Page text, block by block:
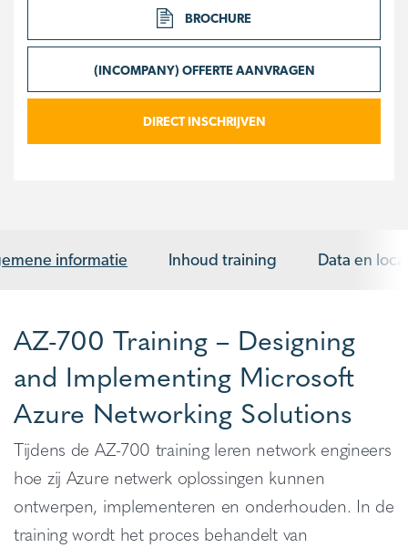
BROCHURE
(INCOMPANY) OFFERTE AANVRAGEN
DIRECT INSCHRIJVEN
informatie Inhoud training Data en
AZ-700 Training – Designing
and Implementing Microsoft
Azure Networking Solutions
Tijdens de AZ-700 training leren network engineers
hoe zij Azure netwerk oplossingen kunnen
ontwerpen, implementeren en onderhouden. In de
training wordt het proces behandelt van